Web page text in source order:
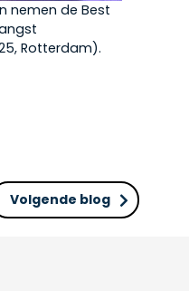
nemen de Best
Rotterdam).
Volgende blog